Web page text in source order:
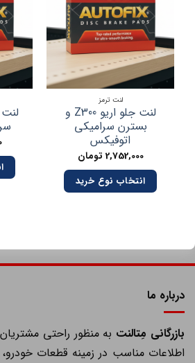
لنت ترمز
لنت جلو اریو Z300 و
بسترن سرامیکی
اتوفیکس
2,752,000تومان
انتخاب نوع خرید
لنت
درباره ما
بازرگانی مِتالنتبه منظور راحتی مشتریان
اطلاعات مناسب در زمینه قطعات خودرو،